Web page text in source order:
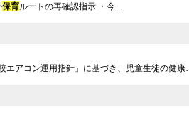
保育ルートの再確認指示 ・今…
エアコン運用指針」に基づき、児童生徒の健